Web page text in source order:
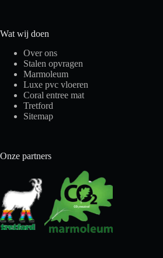
Wat wij doen
Over ons
Stalen opvragen
Marmoleum
Luxe pvc vloeren
Coral entree mat
Tretford
Sitemap
Onze partners